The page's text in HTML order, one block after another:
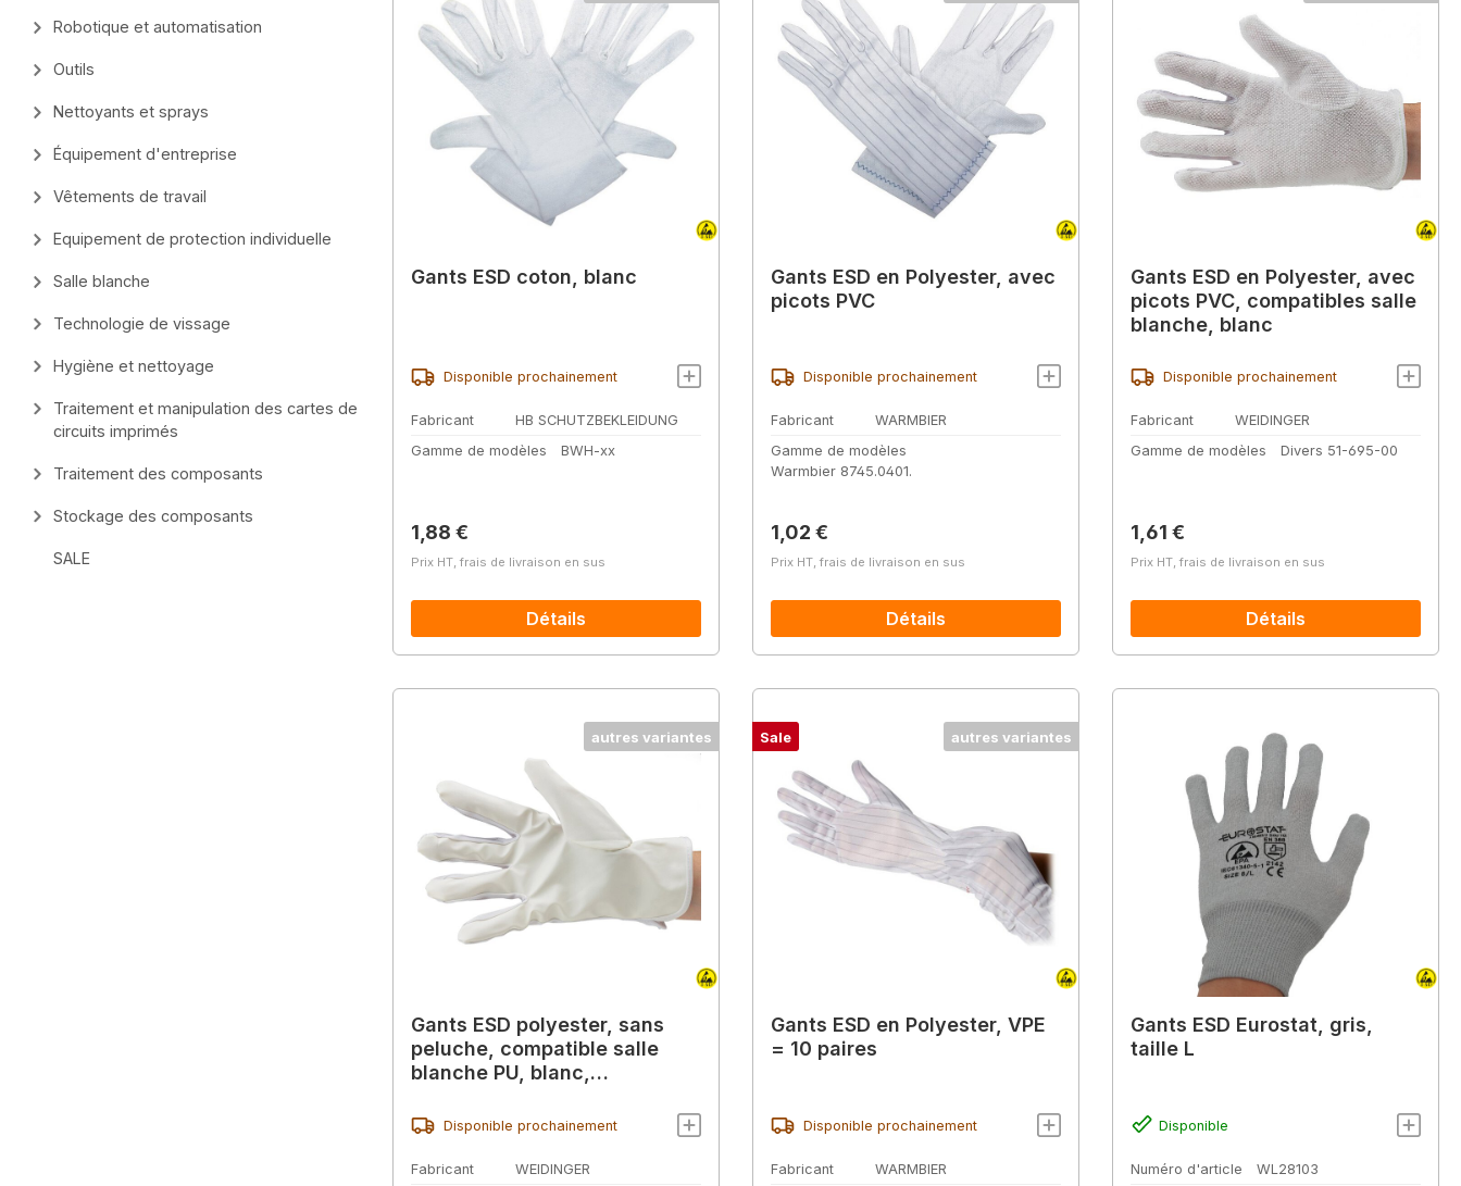
Robotique et automatisation
Outils
Nettoyants et sprays
Équipement d'entreprise
Vêtements de travail
Equipement de protection individuelle
Salle blanche
Technologie de vissage
Hygiène et nettoyage
Traitement et manipulation des cartes de
circuits imprimés
Traitement des composants
Stockage des composants
SALE
Gants ESD coton, blanc
Disponible prochainement
Fabricant
HB SCHUTZBEKLEIDUNG
Gamme de modèles
BWH-xx
Prix régulier :
1,88 €
Prix HT, frais de livraison en sus
Détails
Gants ESD en Polyester, avec
picots PVC
Disponible prochainement
Fabricant
WARMBIER
Gamme de modèles
Warmbier 8745.0401.
Prix régulier :
1,02 €
Prix HT, frais de livraison en sus
Détails
Gants ESD en Polyester, avec
picots PVC, compatibles salle
blanche, blanc
Disponible prochainement
Fabricant
WEIDINGER
Gamme de modèles
Divers 51-695-00
Prix régulier :
1,61 €
Prix HT, frais de livraison en sus
Détails
autres variantes
Gants ESD polyester, sans
peluche, compatible salle
blanche PU, blanc,
Disponible prochainement
Fabricant WEIDINGER
autres variantes
Sale
Gants ESD en Polyester, VPE
= 10 paires
Disponible prochainement
Fabricant WARMBIER
Gants ESD Eurostat, gris,
taille L
Disponible
Numéro d'article WL28103